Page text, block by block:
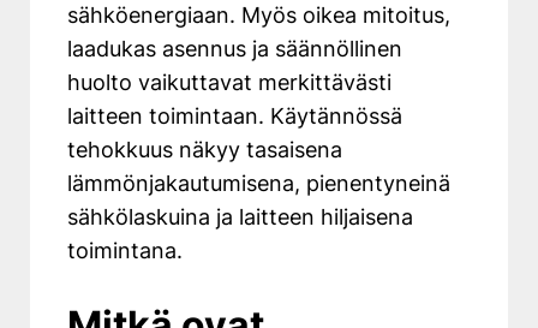
sähköenergiaan. Myös oikea mitoitus,
laadukas asennus ja säännöllinen
huolto vaikuttavat merkittävästi
laitteen toimintaan. Käytännössä
tehokkuus näkyy tasaisena
lämmönjakautumisena, pienentyneinä
sähkölaskuina ja laitteen hiljaisena
toimintana.